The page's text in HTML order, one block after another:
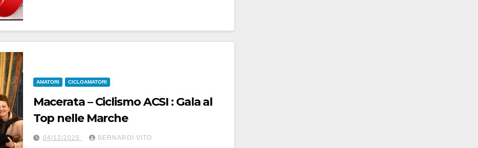
AMATORI CICLOAMATORI
Macerata – Ciclismo ACSI : Gala al
Top nelle Marche
04/12/2025 BERNARDI VITO